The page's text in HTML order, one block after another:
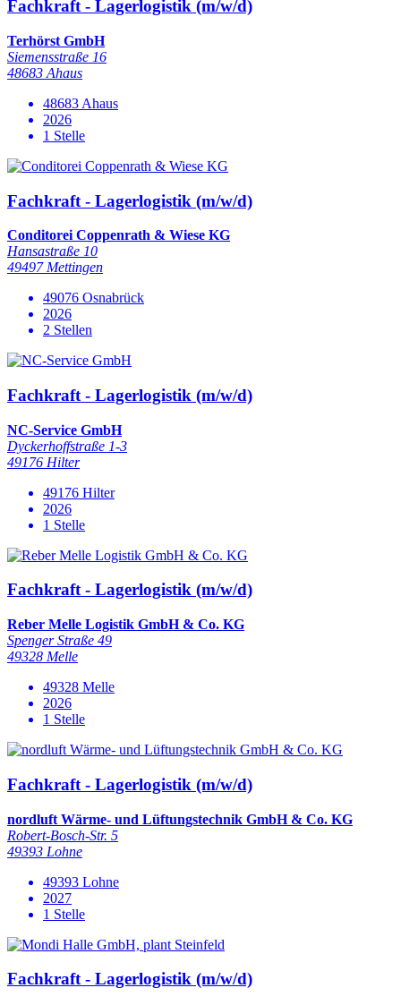
Fachkraft - Lagerlogistik (m/w/d)
Terhörst GmbH
Siemensstraße 16
48683 Ahaus
48683 Ahaus
2026
1 Stelle
Fachkraft - Lagerlogistik (m/w/d)
Conditorei Coppenrath & Wiese KG
Hansastraße 10
49497 Mettingen
49076 Osnabrück
2026
2 Stellen
Fachkraft - Lagerlogistik (m/w/d)
NC-Service GmbH
Dyckerhoffstraße 1-3
49176 Hilter
49176 Hilter
2026
1 Stelle
Fachkraft - Lagerlogistik (m/w/d)
Reber Melle Logistik GmbH & Co. KG
Spenger Straße 49
49328 Melle
49328 Melle
2026
1 Stelle
Fachkraft - Lagerlogistik (m/w/d)
nordluft Wärme- und Lüftungstechnik GmbH & Co. KG
Robert-Bosch-Str. 5
49393 Lohne
49393 Lohne
2027
1 Stelle
Fachkraft - Lagerlogistik (m/w/d)